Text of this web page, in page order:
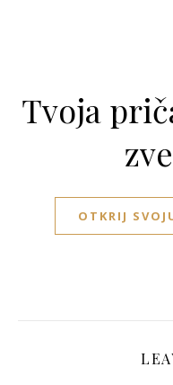
Tvoja
OTKRIJ